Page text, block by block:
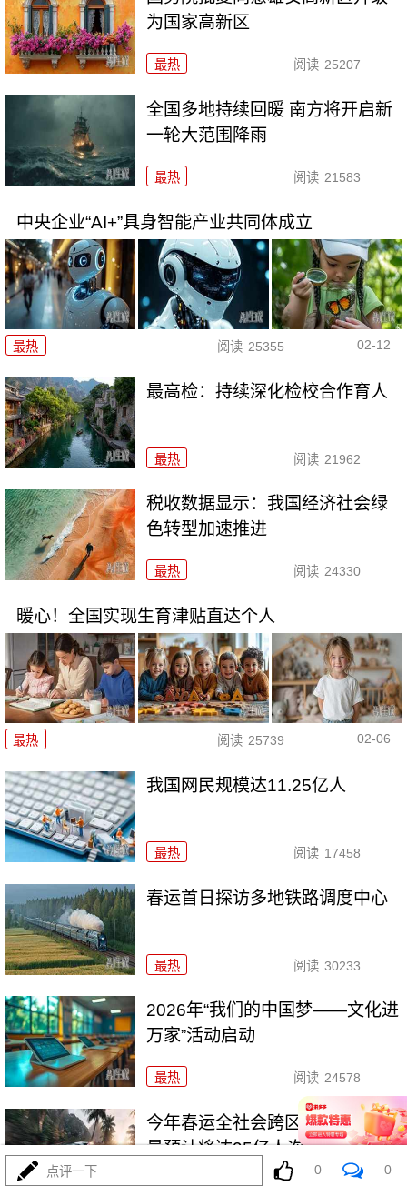
为国家高新区
最热 阅读 25207
全国多地持续回暖 南方将开启新
一轮大范围降雨
最热 阅读 21583
中央企业“AI+”具身智能产业共同体成立
最热 阅读 25355 02-12
最高检：持续深化检校合作育人
最热 阅读 21962
税收数据显示：我国经济社会绿
色转型加速推进
最热 阅读 24330
暖心！全国实现生育津贴直达个人
最热 阅读 25739 02-06
我国网民规模达11.25亿人
最热 阅读 17458
春运首日探访多地铁路调度中心
最热 阅读 30233
2026年“我们的中国梦——文化进
万家”活动启动
最热 阅读 24578
今年春运全社会跨区域人员流动
量预计将达95亿人次
最热
点评一下 0 0